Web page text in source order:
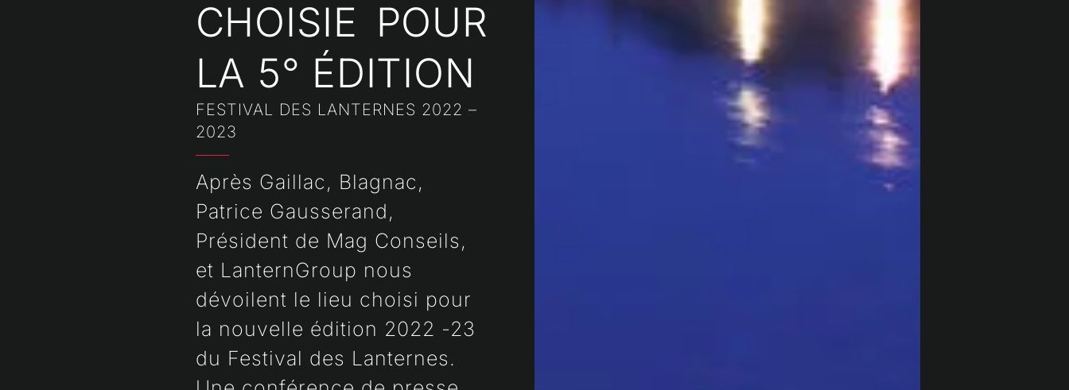
CHOISIE POUR
LA 5° ÉDITION
FESTIVAL DES LANTERNES 2022 –
2023
Après Gaillac, Blagnac,
Patrice Gausserand,
Président de Mag Conseils,
et LanternGroup nous
dévoilent le lieu choisi pour
la nouvelle édition 2022 -23
du Festival des Lanternes.